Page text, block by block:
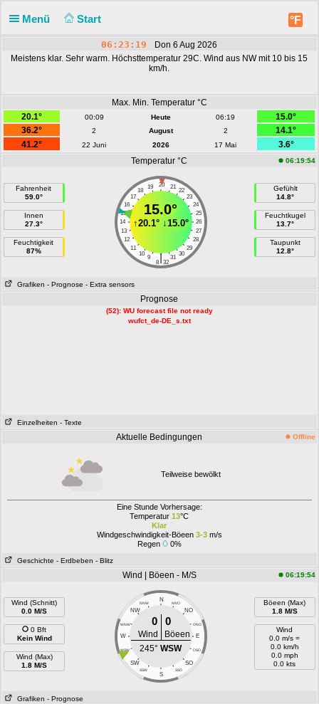
Menü Start °F
06:23:19
Don 6 Aug 2026
Meistens klar. Sehr warm. Höchsttemperatur 29C. Wind aus NW mit 10 bis 15
km/h.
Max. Min. Temperatur °C
20.1°
00:09 Heute 06:19
15.0°
36.2°
2 August 2
14.1°
41.2°
22 Juni 2026 17 Mai
3.6°
Temperatur °C
06:19:54
Fahrenheit
59.0°
Innen
27.3°
Feuchtigkeit
87%
20
19 21
18
22
17
23
16
24
15
25
14
26
13
27
12
28
11
29
10
30
9 31
|
8 32
15.0°
↑20.1°↓15.0°
Gefühlt
14.8°
Feuchtkugel
13.7°
Taupunkt
12.8°
Grafiken - Prognose - Extra sensors
Prognose
(52): WU forecast file not ready
wufct_de-DE_s.txt
Einzelheiten - Texte
Aktuelle Bedingungen Offline
Teilweise bewölkt
Eine Stunde Vorhersage:
Temperatur13°C
Klar
Windgeschwindigkeit-Böeen 3-3m/s
Regen
0%
Geschichte - Erdbeben - Blitz
Wind | Böeen - M/S 06:19:54
Wind (Schnitt)
0.0 M/S
0 Bft
Kein Wind
Wind (Max)
1.8 M/S
N
NNW NNO
NW NO
WNW ONO
W E
WSW OSO
SW SO
SSW SSO
S
0 0
Wind
Böeen
245°WSW
Böeen (Max)
1.8 M/S
Wind
0.0 m/s =
0.0 km/h
0.0 mph
0.0 kts
Grafiken - Prognose